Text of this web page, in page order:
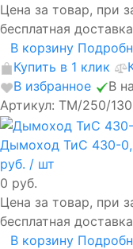
Цена за товар, при
бесплатная доставка
В корзину
Купить в 1 клик
В избранное
В
Артикул: ТМ/250/130
Дымоход ТиС 430-
руб. / шт
0 руб.
Цена за товар, при
бесплатная доставка
В корзину